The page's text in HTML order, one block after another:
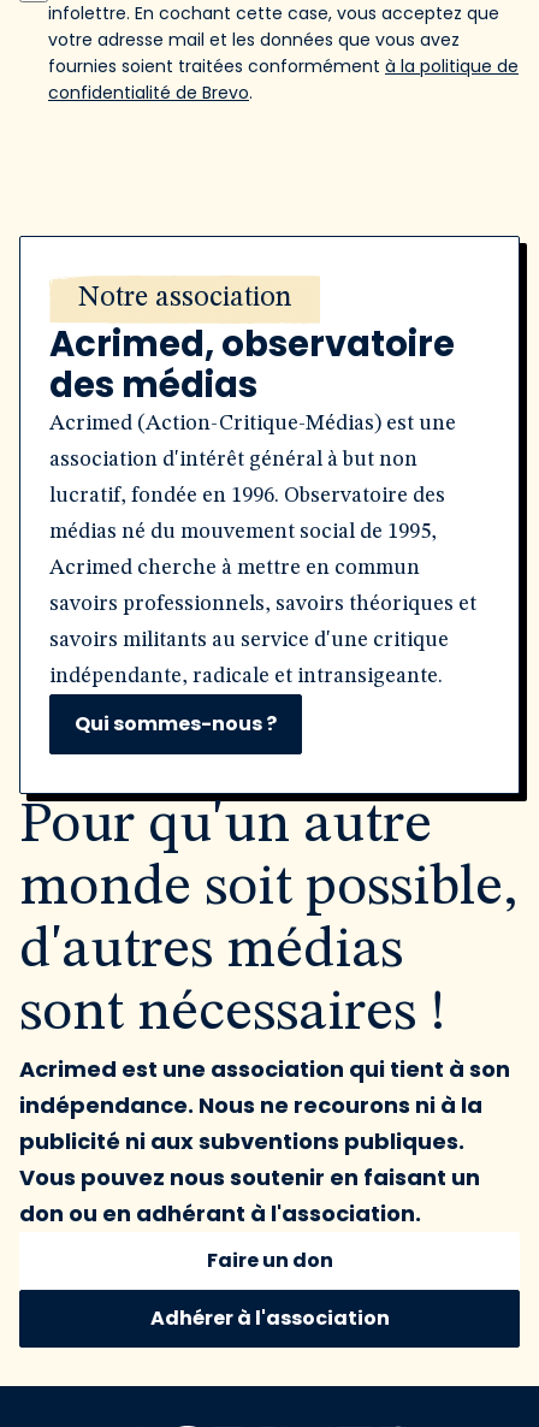
infolettre. En cochant cette case, vous acceptez que
votre adresse mail et les données que vous avez
fournies soient traitées conformément à la politique de
confidentialité de Brevo.
Notre association
Acrimed, observatoire
des médias
Acrimed (Action-Critique-Médias) est une
association d'intérêt général à but non
lucratif, fondée en 1996. Observatoire des
médias né du mouvement social de 1995,
Acrimed cherche à mettre en commun
savoirs professionnels, savoirs théoriques et
savoirs militants au service d'une critique
indépendante, radicale et intransigeante.
Qui sommes-nous ?
Pour qu'un autre
monde soit possible,
d'autres médias
sont nécessaires !
Acrimed est une association qui tient à son
indépendance. Nous ne recourons ni à la
publicité ni aux subventions publiques.
Vous pouvez nous soutenir en faisant un
don ou en adhérant à l'association.
Faire un don
Adhérer à l'association